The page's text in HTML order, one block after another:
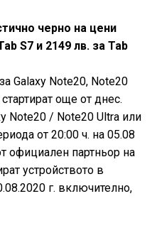
черно на цени
S7 и 2149 лв. за Tab
Galaxy Note20, Note20
още от днес.
Note20 / Note20 Ultra или
от 20:00 ч. на 05.08
официален партньор на
устройството в
г. включително,